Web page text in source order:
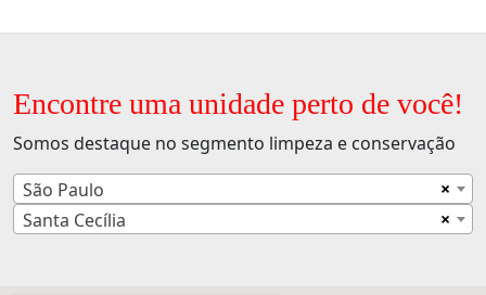
Encontre uma unidade perto de você!
Somos destaque no segmento limpeza e conservação
×
São Paulo
×
Santa Cecília